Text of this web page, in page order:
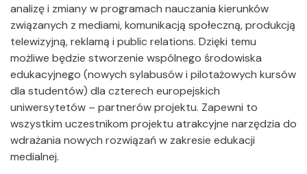
analizę i zmiany w programach nauczania kierunków
związanych z mediami, komunikacją społeczną, produkcją
telewizyjną, reklamą i public relations. Dzięki temu
możliwe będzie stworzenie wspólnego środowiska
edukacyjnego (nowych sylabusów i pilotażowych kursów
dla studentów) dla czterech europejskich
uniwersytetów – partnerów projektu. Zapewni to
wszystkim uczestnikom projektu atrakcyjne narzędzia do
wdrażania nowych rozwiązań w zakresie edukacji
medialnej.